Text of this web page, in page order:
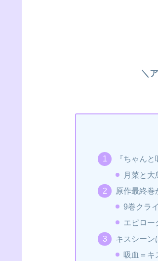
＼
『ちゃん
月菜と
原作最終
9巻クラ
エピロー
キスシーン
吸血＝キ